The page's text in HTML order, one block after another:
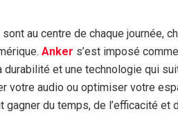
au centre de chaque journée,
Anker s’est imposé
et une technologie qui
votre audio ou optimiser votre
du temps, de l’efficacité et